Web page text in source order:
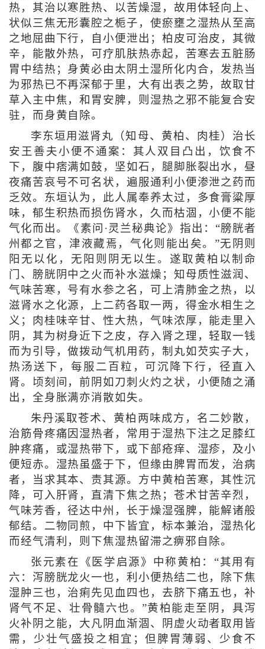
热，其治以寒胜热、以苦燥湿，故用体轻向上、
状似三焦无形囊腔之栀子，使瘀壅之湿热从至高
之地屈曲下行，自小便泄出；柏皮可治皮，其微
辛，能散外热，可疗肌肤热赤起，苦寒去五脏肠
胃中结热；身黄必由太阴土湿所化内合，发热当
为邪热已不再深郁于里，大有出表之势，故取甘
草入主中焦，和胃安脾，则湿热之邪不能复合安
驻，而身黄自除。
李东垣用滋肾丸（知母、黄柏、肉桂）治长
安王善夫小便不通案：其人双目凸出，饮食不
下，腹中痞满如鼓，坚如石，腿脚胀裂出水，昼
夜痛苦哀号不可名状，遍服通利小便渗泄之药而
乏效。东垣认为，此人属奉养太过，多食膏粱厚
味，郁生积热而损伤肾水，久而枯涸，小便不能
气化而出。《素问·灵兰秘典论》指出：“膀胱者
州都之官，津液藏焉，气化则能出矣。”无阴则
阳无以化，无阳则阴无以生。遂取黄柏以制命
门、膀胱阴中之火而补水滋燥；知母质性滋润、
气味苦寒，号有水参之名，可上清肺金之热，以
滋肾水之化源，上二药各取一两，得金水相生之
义；肉桂味辛甘、性大热，气味浓厚，能走里入
阴，其为树身近下之皮，存入肾之理，轻取一钱
而为引导，做拨动气机用药，制丸如芡实子大，
热汤送下，每服二百粒，可沉降下行，径直入
肾。顷刻间，前阴如刀刺火灼之状，小便随之涌
出，全身胀满亦消散如失。
朱丹溪取苍术、黄柏两味成方，名二妙散，
治筋骨疼痛因湿热者，常用于湿热下注之足膝红
肿疼痛，或湿热带下，或下部疮痒、湿疹，及小
便短赤。湿热虽盛于下，但缘由脾胃而发，治病
者，当求其本、责其源。方中黄柏苦寒，其性沉
降，可入肝肾，直清下焦之热；苍术甘苦辛烈，
气味芳香，径达中州，长于燥湿强脾，能解诸般
郁结。二物同煎，中下皆宜，标本兼治，湿热化
而经气清利，则下焦湿热留滞之痹邪自除。
张元素在《医学启源》中称黄柏：“其用有
六：泻膀胱龙火一也，利小便热结二也，除下焦
湿肿三也，治痢先见血四也，去脐下痛五也，补
肾气不足、壮骨髓六也。”黄柏能走至阴，具泻
火补阴之能，大凡阴血渐涸、阴虚火动者取用皆
需，少壮气盛投之相宜；但脾胃薄弱、少食不